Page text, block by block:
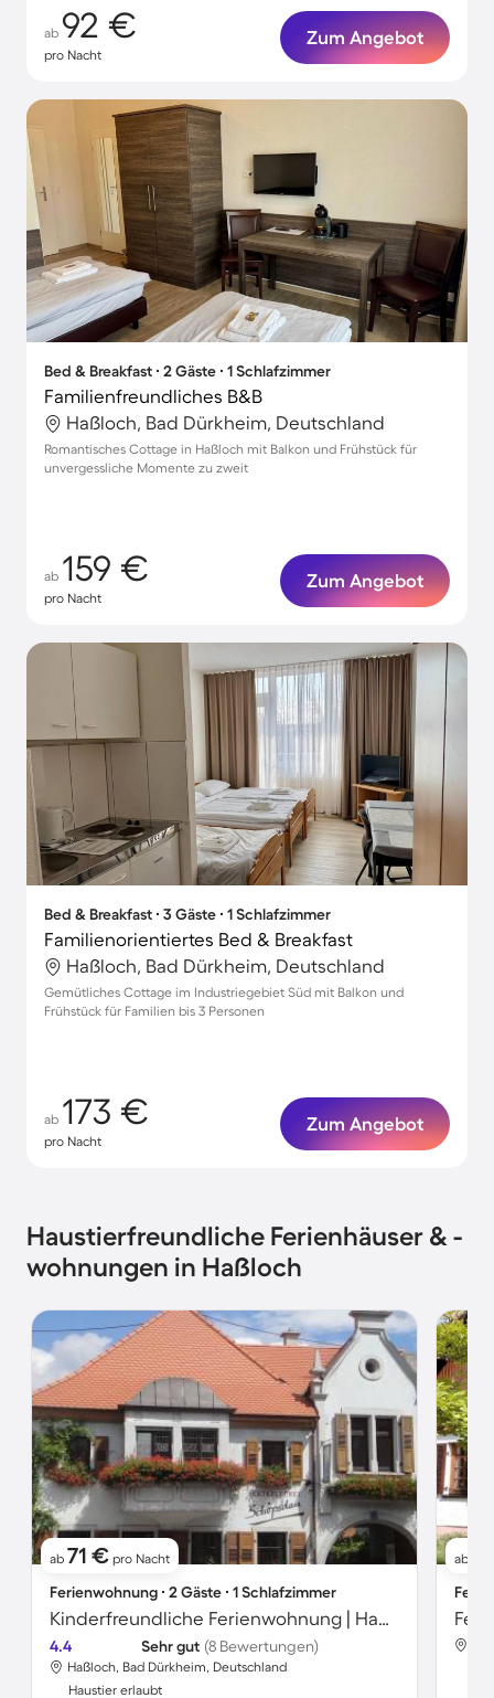
ab 92 €
pro Nacht
Zum Angebot
Bed & Breakfast ∙ 2 Gäste ∙ 1 Schlafzimmer
Familienfreundliches B&B
Haßloch, Bad Dürkheim, Deutschland
Romantisches Cottage in Haßloch mit Balkon und Frühstück für
unvergessliche Momente zu zweit
ab 159 €
pro Nacht
Zum Angebot
Bed & Breakfast ∙ 3 Gäste ∙ 1 Schlafzimmer
Familienorientiertes Bed & Breakfast
Haßloch, Bad Dürkheim, Deutschland
Gemütliches Cottage im Industriegebiet Süd mit Balkon und
Frühstück für Familien bis 3 Personen
ab 173 €
pro Nacht
Zum Angebot
Haustierfreundliche Ferienhäuser & -
wohnungen in Haßloch
ab 71 € pro Nacht
Ferienwohnung ∙ 2 Gäste ∙ 1 Schlafzimmer
Kinderfreundliche Ferienwohnung | Haustierfreundlich
4.4 Sehr gut (8 Bewertungen)
Haßloch, Bad Dürkheim, Deutschland
Haustier erlaubt
ab